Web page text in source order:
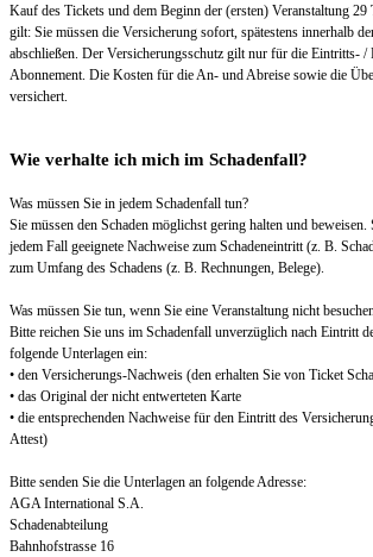
Kauf des Tickets und dem Beginn der (ersten) Veranstaltung 29
gilt: Sie müssen die Versicherung sofort, spätestens innerhalb
abschließen. Der Versicherungsschutz gilt nur für die Eintritts- /
Abonnement. Die Kosten für die An- und Abreise sowie die
versichert.
Wie verhalte ich mich im Schadenfall?
Was müssen Sie in jedem Schadenfall tun?
Sie müssen den Schaden möglichst gering halten und
jedem Fall geeignete Nachweise zum Schadeneintritt (z. B.
zum Umfang des Schadens (z. B. Rechnungen, Belege).
Was müssen Sie tun, wenn Sie eine Veranstaltung nicht
Bitte reichen Sie uns im Schadenfall unverzüglich nach Eintritt
folgende Unterlagen ein:
• den Versicherungs-Nachweis (den erhalten Sie von Ticket
• das Original der nicht entwerteten Karte
• die entsprechenden Nachweise für den Eintritt des
Attest)
Bitte senden Sie die Unterlagen an folgende Adresse:
AGA International S.A.
Schadenabteilung
Bahnhofstrasse 16